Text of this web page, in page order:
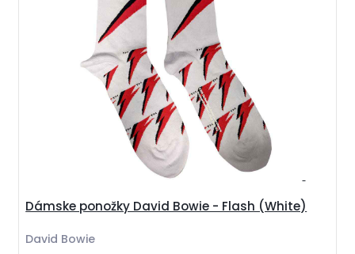
Dámske ponožky David Bowie - Flash (White)
David Bowie